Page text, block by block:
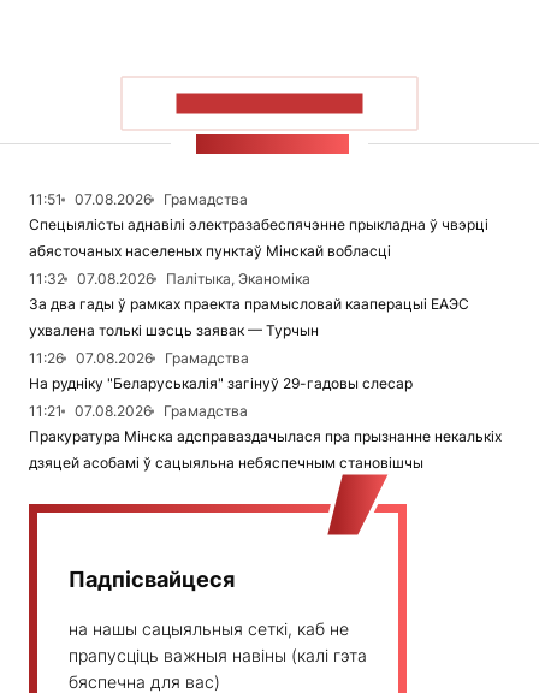
11:51 07.08.2026
Грамадства
Спецыялісты аднавілі электразабеспячэнне прыкладна ў чвэрці
абясточаных населеных пунктаў Мінскай вобласці
11:32
07.08.2026
Палітыка, Эканоміка
За два гады ў рамках праекта прамысловай кааперацыі ЕАЭС
ухвалена толькі шэсць заявак — Турчын
11:26
07.08.2026
Грамадства
На рудніку "Беларуськалія" загінуў 29-гадовы слесар
11:21
07.08.2026
Грамадства
Пракуратура Мінска адсправаздачылася пра прызнанне некалькіх
дзяцей асобамі ў сацыяльна небяспечным становішчы
Падпісвайцеся
на нашы сацыяльныя сеткі, каб не
прапусціць важныя навіны (калі гэта
бяспечна для вас)